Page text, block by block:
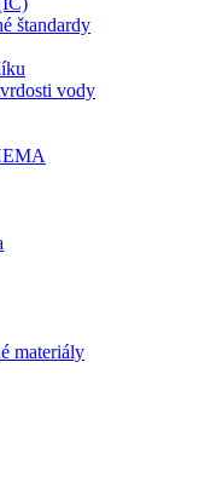
štandardy
vody
materiály